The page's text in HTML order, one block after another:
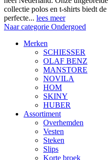
collectie polos en t-shirts biedt de
perfecte... lees meer
Naar categorie Ondergoed
Merken
SCHIESSER
OLAF BENZ
MANSTORE
NOVILA
HOM
SKINY
HUBER
Assortiment
Overhemden
Vesten
Steken
Slips
Korte broek